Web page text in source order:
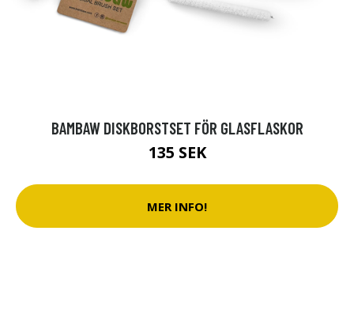
BAMBAW DISKBORSTSET FÖR GLASFLASKOR
135 SEK
MER INFO!